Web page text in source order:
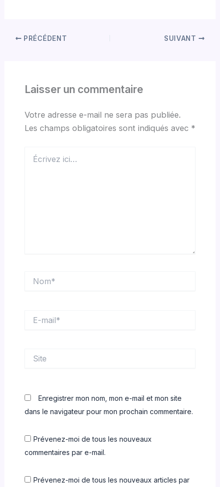
PRÉCÉDENT SUIVANT
Laisser un commentaire
Votre adresse e-mail ne sera pas publiée.
Les champs obligatoires sont indiqués avec *
ici…
mail*
Enregistrer mon nom, mon e-mail et mon site
dans le navigateur pour mon prochain commentaire.
Prévenez-moi de tous les nouveaux
commentaires par e-mail.
Prévenez-moi de tous les nouveaux articles par